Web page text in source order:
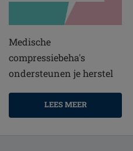
Medische
compressiebeha's
ondersteunen je herstel
LEES MEER